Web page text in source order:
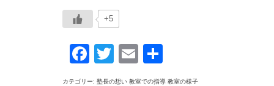
+5
Facebook
TwitterEmail
有
カテゴリー: 塾長の想い 教室での指導 教室の様子